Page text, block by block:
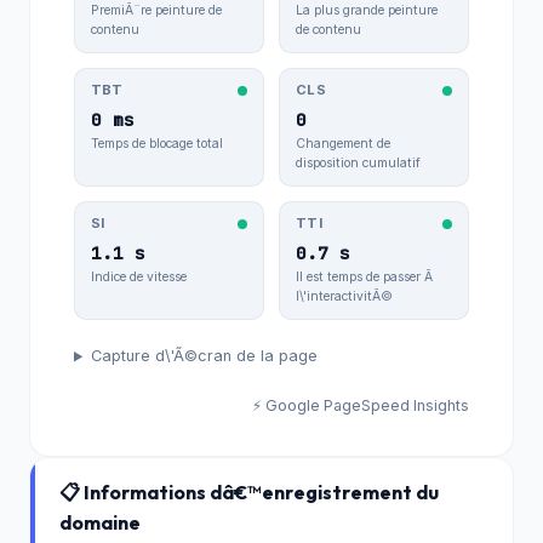
PremiÃ¨re peinture de
contenu
La plus grande peinture
de contenu
TBT
0 ms
Temps de blocage total
CLS
0
Changement de
disposition cumulatif
SI
1.1 s
Indice de vitesse
TTI
0.7 s
Il est temps de passer Ã
l\'interactivitÃ©
Capture d\'Ã©cran de la page
⚡ Google PageSpeed Insights
📋 Informations dâ€™enregistrement du
domaine